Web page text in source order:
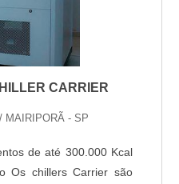
CARRIER
/ MAIRIPORÃ - SP
de até 300.000 Kcal
Os chillers Carrier são